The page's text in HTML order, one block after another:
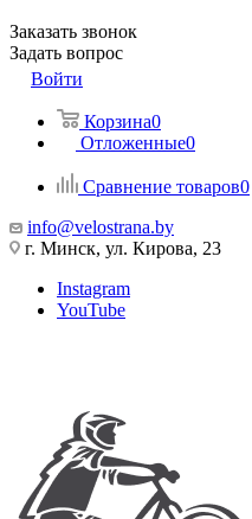
Заказать звонок
Задать вопрос
Войти
Корзина0
Отложенные0
Сравнение товаров0
info@velostrana.by
г. Минск, ул. Кирова, 23
Instagram
YouTube